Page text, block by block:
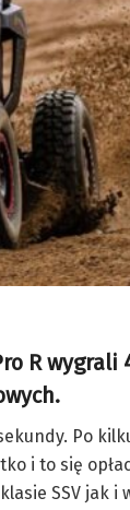
R wygrali
Po
i to się
SSV jak